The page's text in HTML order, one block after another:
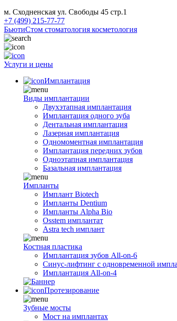
м. Сходненская ул. Свободы 45 стр.1
+7 (499) 215-77-77
БьютиСтом стоматология косметология
Услуги и цены
Имплантация
Виды имплантации
Двухэтапная имплантация
Имплантация одного зуба
Дентальная имплантация
Лазерная имплантация
Одномоментная имплантация
Имплантация передних зубов
Одноэтапная имплантация
Базальная имплантация
Импланты
Имплант Biotech
Импланты Dentium
Импланты Alpha Bio
Osstem имплантат
Astra tech имплант
Костная пластика
Имплантация зубов All-on-6
Синус-лифтинг с одновременной
Имплантация All-on-4
Протезирование
Зубные мосты
Мост на имплантах